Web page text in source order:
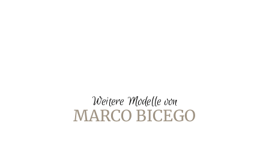
Weitere Modelle von
MARCO BICEGO